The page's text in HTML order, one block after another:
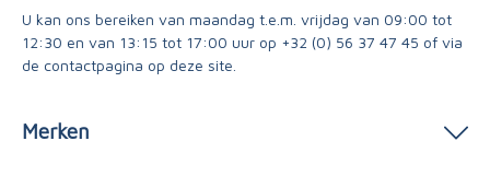
U kan ons bereiken van maandag t.e.m. vrijdag van 09:00 tot
12:30 en van 13:15 tot 17:00 uur op +32 (0) 56 37 47 45 of via
de contactpagina op deze site.
Merken